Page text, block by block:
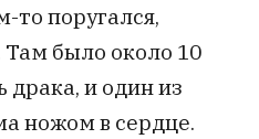
то поругался,
Там было около 10
драка, и один из
ножом в сердце.